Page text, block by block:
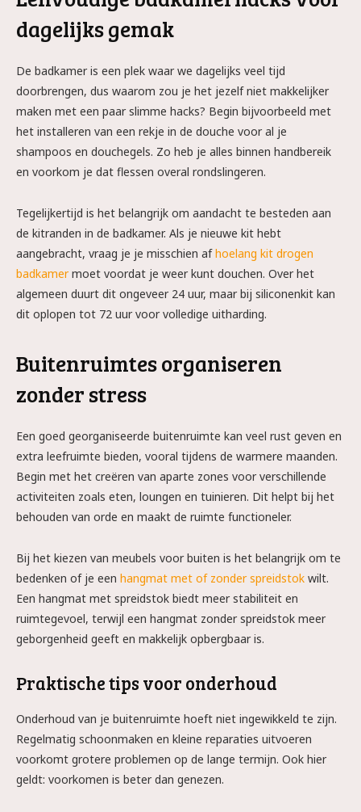
dagelijks gemak
De badkamer is een plek waar we dagelijks veel tijd
doorbrengen, dus waarom zou je het jezelf niet makkelijker
maken met een paar slimme hacks? Begin bijvoorbeeld met
het installeren van een rekje in de douche voor al je
shampoos en douchegels. Zo heb je alles binnen handbereik
en voorkom je dat flessen overal rondslingeren.
Tegelijkertijd is het belangrijk om aandacht te besteden aan
de kitranden in de badkamer. Als je nieuwe kit hebt
aangebracht, vraag je je misschien afhoelang kit drogen
badkamermoet voordat je weer kunt douchen. Over het
algemeen duurt dit ongeveer 24 uur, maar bij siliconenkit kan
dit oplopen tot 72 uur voor volledige uitharding.
Buitenruimtes organiseren
zonder stress
Een goed georganiseerde buitenruimte kan veel rust geven en
extra leefruimte bieden, vooral tijdens de warmere maanden.
Begin met het creëren van aparte zones voor verschillende
activiteiten zoals eten, loungen en tuinieren. Dit helpt bij het
behouden van orde en maakt de ruimte functioneler.
Bij het kiezen van meubels voor buiten is het belangrijk om te
bedenken of je een hangmat met of zonder spreidstok wilt.
Een hangmat met spreidstok biedt meer stabiliteit en
ruimtegevoel, terwijl een hangmat zonder spreidstok meer
geborgenheid geeft en makkelijk opbergbaar is.
Praktische tips voor onderhoud
Onderhoud van je buitenruimte hoeft niet ingewikkeld te zijn.
Regelmatig schoonmaken en kleine reparaties uitvoeren
voorkomt grotere problemen op de lange termijn. Ook hier
geldt: voorkomen is beter dan genezen.